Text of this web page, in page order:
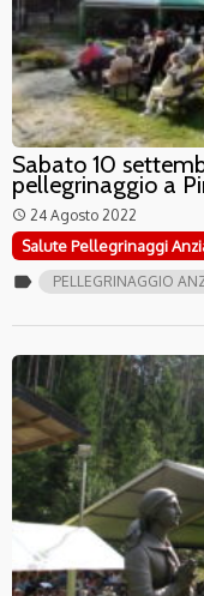
Sabato 10
pellegrinaggio a
access_time 24 Agosto 2022
Salute Pellegrinaggi
label PELLEGRINAGGIO